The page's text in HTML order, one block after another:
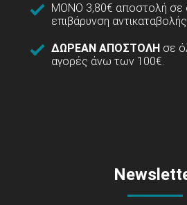
ΜΟΝΟ 3,80€ αποστολή σε
επιβάρυνση
ΔΩΡΕΑΝ ΑΠΟΣΤΟΛΗ σε
αγορές άνω των 100€.